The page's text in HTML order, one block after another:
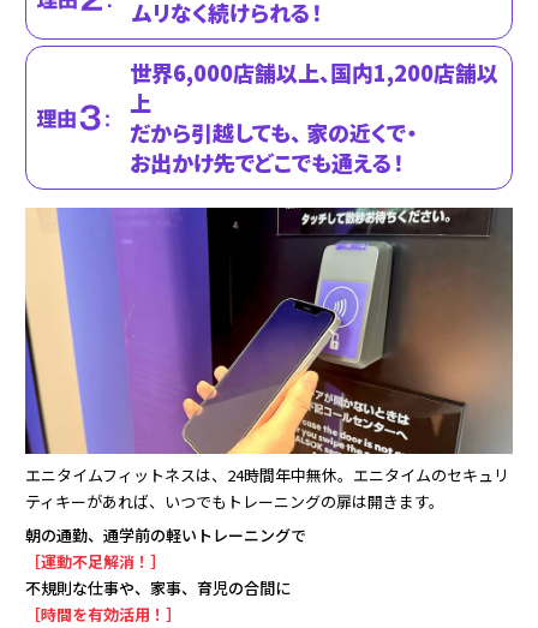
ムリなく続けられる！
世界6,000店舗以上、国内1,200店舗以
上
だから引越しても、 家の近くで・
お出かけ先でどこでも通える！
エニタイムフィットネスは、24時間年中無休。エニタイムのセキュリ
ティキーがあれば、いつでもトレーニングの扉は開きます。
朝の通勤、通学前の軽いトレーニングで
［運動不足解消！］
不規則な仕事や、家事、育児の合間に
［時間を有効活用！］